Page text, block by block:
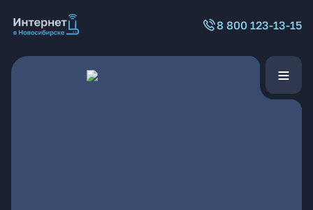
8 800 123-13-15